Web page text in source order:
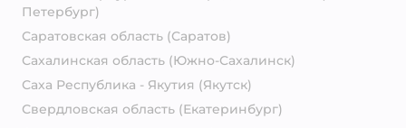
Петербург)
Саратовская область (Саратов)
Сахалинская область (Южно-Сахалинск)
Саха Республика - Якутия (Якутск)
Свердловская область (Екатеринбург)